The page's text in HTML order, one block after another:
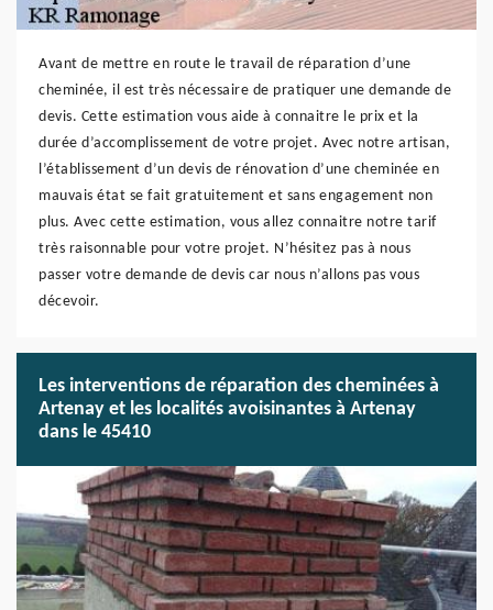
Avant de mettre en route le travail de réparation d’une
cheminée, il est très nécessaire de pratiquer une demande de
devis. Cette estimation vous aide à connaitre le prix et la
durée d’accomplissement de votre projet. Avec notre artisan,
l’établissement d’un devis de rénovation d’une cheminée en
mauvais état se fait gratuitement et sans engagement non
plus. Avec cette estimation, vous allez connaitre notre tarif
très raisonnable pour votre projet. N’hésitez pas à nous
passer votre demande de devis car nous n’allons pas vous
décevoir.
Les interventions de réparation des cheminées à
Artenay et les localités avoisinantes à Artenay
dans le 45410